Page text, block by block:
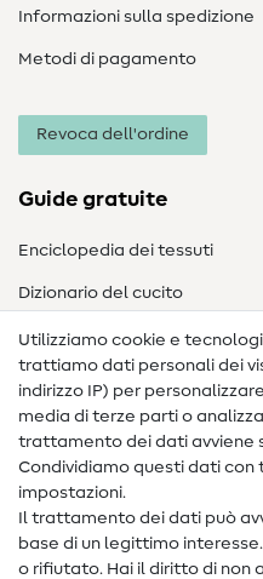
Informazioni sulla spedizione
Metodi di pagamento
Revoca dell'ordine
Guide gratuite
Enciclopedia dei tessuti
Dizionario del cucito
Nähanleitungen
Assistenza e contatto
Contatto
Informazioni sul nuovo
FAQ
Diritto di recesso
Utilizziamo cookie e
trattiamo dati personali dei
indirizzo IP) per
media di terze parti o
trattamento dei dati avviene
Condividiamo questi dati con
impostazioni.
Il trattamento dei dati può
base di un legittimo
o rifiutato. Hai il diritto di non